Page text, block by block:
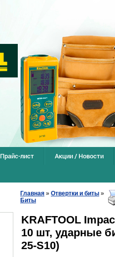
Прайс-лист
Акции / Новости
Главная » Отвертки и биты »
Биты
KRAFTOOL
10 шт, ударные
25-S10)